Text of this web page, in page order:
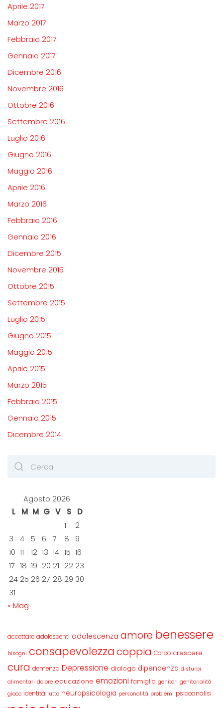
Aprile 2017
Marzo 2017
Febbraio 2017
Gennaio 2017
Dicembre 2016
Novembre 2016
Ottobre 2016
Settembre 2016
Luglio 2016
Giugno 2016
Maggio 2016
Aprile 2016
Marzo 2016
Febbraio 2016
Gennaio 2016
Dicembre 2015
Novembre 2015
Ottobre 2015
Settembre 2015
Luglio 2015
Giugno 2015
Maggio 2015
Aprile 2015
Marzo 2015
Febbraio 2015
Gennaio 2015
Dicembre 2014
Agosto 2026
L
M M G V S
D
1
2
3
4 5 6 7 8
9
10 11 12 13 14 15 16
17 18 19 20 21 22 23
24 25 26 27 28 29 30
31
« Mag
accettare adolescenti adolescenza amore benessere
bisogni consapevolezzacoppia Corpo crescere
cura demenza Depressione dialogo dipendenza disturbi
alimentari dolore educazione emozioni famiglia genitori genitorialità
gioco identità lutto neuropsicologia personalità problemi psicoanalisi